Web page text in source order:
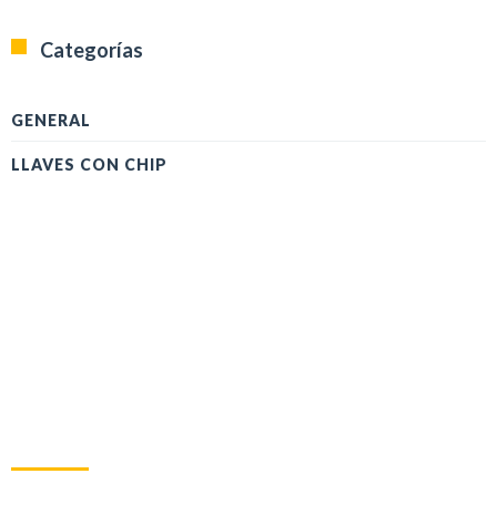
Categorías
GENERAL
LLAVES CON CHIP